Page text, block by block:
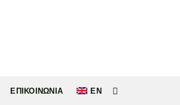
ΕΠΙΚΟΙΝΩΝΙΑ EN